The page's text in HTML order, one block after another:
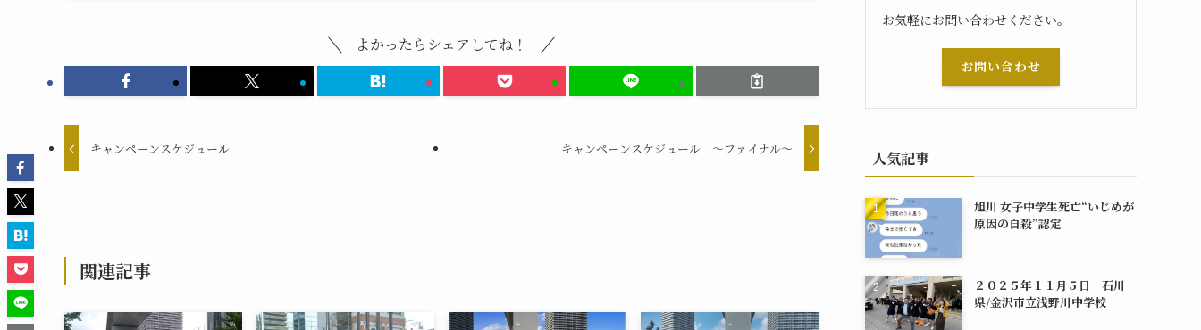
よかったらシェアしてね！
キャンペーンスケジュール キャンペーンスケジュール 〜ファイナル〜
関連記事
お気軽にお問い合わせください。
お問い合わせ
人気記事
旭川 女子中学生死亡“いじめが
原因の自殺”認定
２０２５年１１月５日 石川
県/金沢市立浅野川中学校